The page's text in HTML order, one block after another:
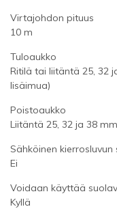
Virtajohdon pituus
10 m
Tuloaukko
Ritilä tai liitäntä 25, 32
lisäimua)
Poistoaukko
Liitäntä 25, 32 ja 38
Sähköinen kierrosluvun
Ei
Voidaan käyttää
Kyllä